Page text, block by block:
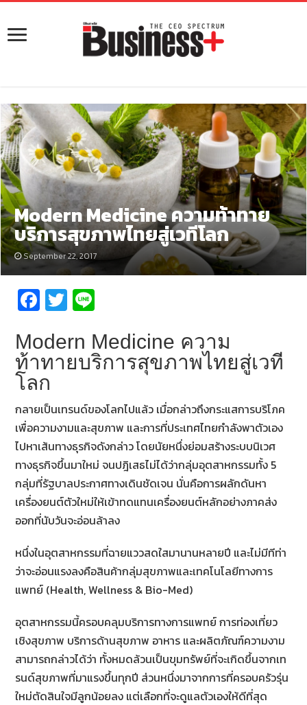
Modern Medicine ความท้าทาย
บริการสุขภาพไทยสู่เวทีโลก
September 22, 2017
Fa
ce
b
o
o
k
T
wi
tt
er
e
Modern Medicine ความ
ท้าทายบริการสุขภาพไทยสู่เวที
โลก
กลายเป็นเทรนด์ของโลกไปแล้ว เมื่อกล่าวถึงกระแสการบริโภค
เพื่อความงามและสุขภาพ และการที่ประเทศไทยกำลังพาตัวเอง
ไปหาเส้นทางธุรกิจดังกล่าว โดยนัยหนึ่งย่อมสร้างระบบนิเวศ
ทางธุรกิจขึ้นมาใหม่ จนปฎิเสธไม่ได้ว่ากลุ่มอุตสาหกรรมทั้ง 5
กลุ่มที่รัฐบาลประกาศทางเดินชัดเจน นั่นคือการผลักดันหา
เครื่องยนต์ตัวใหม่ให้เข้าทดแทนเครื่องยนต์หลักอย่างภาคส่ง
ออกที่นับวันจะอ่อนล้าลง
หนึ่งในอุตสาหกรรมที่ฉายแววสดใสมานานหลายปี และไม่มีทีท่า
ว่าจะอ่อนแรงลงคือสินค้ากลุ่มสุขภาพและเทคโนโลยีทางการ
แพทย์ (Health, Wellness & Bio-Med)
อุตสาหกรรมนี้ครอบคลุมบริการทางการแพทย์ การท่องเที่ยว
เชิงสุขภาพ บริการด้านสุขภาพ อาหาร และผลิตภัณฑ์ความงาม
สามารถกล่าวได้ว่า ทั้งหมดล้วนเป็นขุมทรัพย์ที่จะเกิดขึ้นจากเท
รนด์สุขภาพที่มาแรงขึ้นทุกปี ส่วนหนึ่งมาจากการที่ครอบครัวรุ่น
ใหม่ตัดสินใจมีลูกน้อยลง แต่เลือกที่จะดูแลตัวเองให้ดีที่สุด